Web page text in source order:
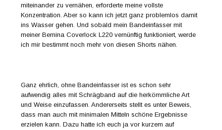
miteinander zu vernähen, erforderte meine vollste
Konzentration. Aber so kann ich jetzt ganz problemlos damit
ins Wasser gehen. Und sobald mein Bandeinfasser mit
meiner Bernina Coverlock L220 vernünftig funktioniert, werde
ich mir bestimmt noch mehr von diesen Shorts nähen.
Ganz ehrlich, ohne Bandeinfasser ist es schon sehr
aufwendig alles mit Schrägband auf die herkömmliche Art
und Weise einzufassen. Andererseits stellt es unter Beweis,
dass man auch mit minimalen Mitteln schöne Ergebnisse
erzielen kann. Dazu hatte ich euch ja vor kurzem auf